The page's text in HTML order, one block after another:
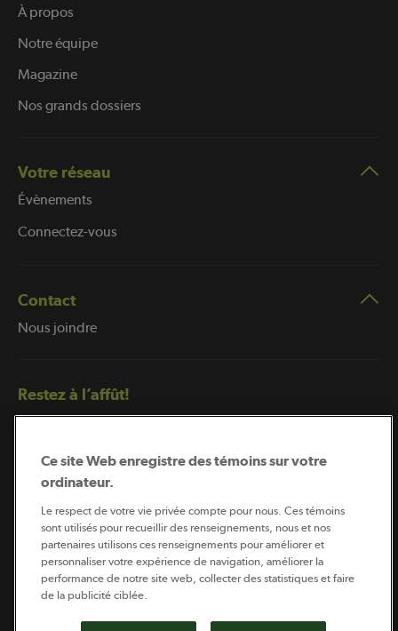
À propos
Notre équipe
Magazine
Nos grands dossiers
Votre réseau
Évènements
Connectez-vous
Contact
Nous joindre
Restez à l’affût!
Abonnement à l’infolettre
Coopérateur est publié par Sollio Groupe Coopératif.
Ce site Web enregistre des témoins sur votre
ordinateur.
Le respect de votre vie privée compte pour nous. Ces témoins
sont utilisés pour recueillir des renseignements, nous et nos
partenaires utilisons ces renseignements pour améliorer et
personnaliser votre expérience de navigation, améliorer la
performance de notre site web, collecter des statistiques et faire
de la publicité ciblée.